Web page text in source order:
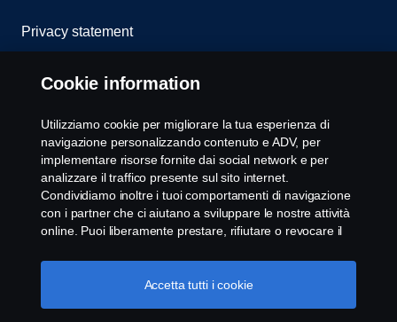
Privacy statement
Cookies
Whistleblowing
Modello 231
Impostazione Cookie
Cookie information
Utilizziamo cookie per migliorare la tua esperienza di
navigazione personalizzando contenuto e ADV, per
implementare risorse fornite dai social network e per
analizzare il traffico presente sul sito internet.
Condividiamo inoltre i tuoi comportamenti di navigazione
con i partner che ci aiutano a sviluppare le nostre attività
online. Puoi liberamente prestare, rifiutare o revocare il
all'attivazione dei cookie e alla possibilità di condividere le
informazioni. Cliccando "rifiuta tutti" potrai continuare la
Accetta tutti i cookie